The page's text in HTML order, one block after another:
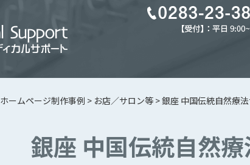
ホームページ制作事例 > お店／サロン等 >銀座 中国伝統自然療
銀座 中国伝統自然